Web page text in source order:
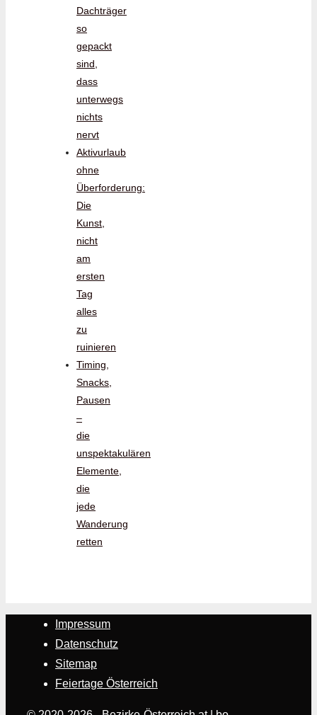
Dachträger
so
gepackt
sind,
dass
unterwegs
nichts
nervt
Aktivurlaub
ohne
Überforderung:
Die
Kunst,
nicht
am
ersten
Tag
alles
zu
ruinieren
Timing,
Snacks,
Pausen
–
die
unspektakulären
Elemente,
die
jede
Wanderung
retten
Impressum
Datenschutz
Sitemap
Feiertage Österreich